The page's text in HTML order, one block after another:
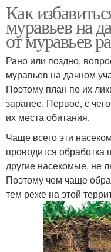
Как
муравьев на
от муравьев
Рано или поздно,
муравьев на дачном
Поэтому план по их
заранее. Первое, с
их места обитания.
Чаще всего эти
проводится обработка
другие насекомые, не
Поэтому чем чаще
тем реже на этой